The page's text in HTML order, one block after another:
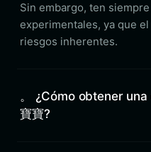
Sin embargo, ten
experimentales, ya que
riesgos inherentes.
。 ¿Cómo obtener
寶寶?